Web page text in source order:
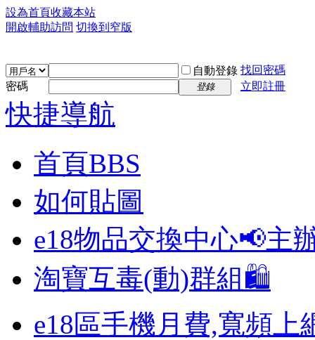
設為首頁收藏本站
開啟輔助訪問 切換到窄版
自動登錄 找回密碼
密碼
登錄 立即註冊
快捷導航
首頁BBS
如何貼圖
e18物品交換中心📢主
淘寶互毒(動)群組🛍️
e18區手機月費,寬頻上